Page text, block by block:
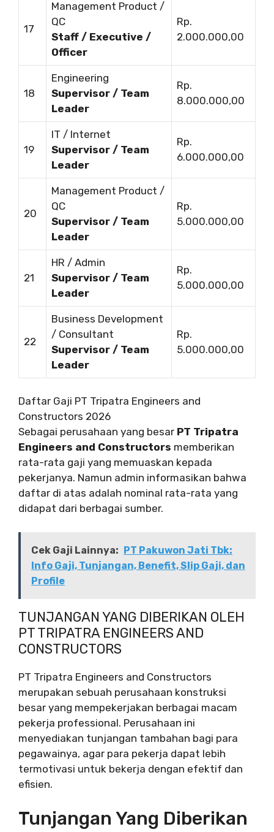
17
Management Product /
QC
Staff / Executive /
Officer
Rp.
2.000.000,00
18
Engineering
Supervisor / Team
Leader
Rp.
8.000.000,00
19
IT / Internet
Supervisor / Team
Leader
Rp.
6.000.000,00
20
Management Product /
QC
Supervisor / Team
Leader
Rp.
5.000.000,00
21
HR / Admin
Supervisor / Team
Leader
Rp.
5.000.000,00
22
Business Development
/ Consultant
Supervisor / Team
Leader
Rp.
5.000.000,00
Daftar Gaji PT Tripatra Engineers and
Constructors 2026
Sebagai perusahaan yang besar PT Tripatra
Engineers and Constructors memberikan
rata-rata gaji yang memuaskan kepada
pekerjanya. Namun admin informasikan bahwa
daftar di atas adalah nominal rata-rata yang
didapat dari berbagai sumber.
Cek Gaji Lainnya: PT Pakuwon Jati Tbk:
Info Gaji, Tunjangan, Benefit, Slip Gaji, dan
Profile
TUNJANGAN YANG DIBERIKAN OLEH
PT TRIPATRA ENGINEERS AND
CONSTRUCTORS
PT Tripatra Engineers and Constructors
merupakan sebuah perusahaan konstruksi
besar yang mempekerjakan berbagai macam
pekerja professional. Perusahaan ini
menyediakan tunjangan tambahan bagi para
pegawainya, agar para pekerja dapat lebih
termotivasi untuk bekerja dengan efektif dan
efisien.
Tunjangan Yang Diberikan